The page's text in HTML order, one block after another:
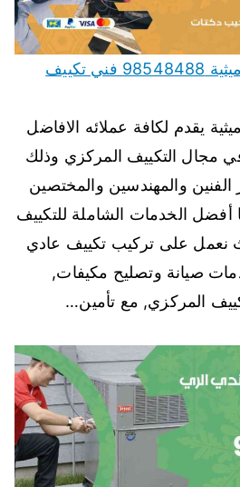
فني تكييف مركزي الرميثية 98548488 فني تكييف
يقدم لكافة عملائه الافاضل
مجال التكييف المركزي وذلك
والمهندسين والمختصين
أفضل الخدمات الشاملة للتكييف
نعمل على تركيب تكييف عادي
صيانة وتصليح مكيفات,
المركزي, مع تأمين…